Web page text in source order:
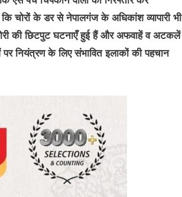
चोरों के डर से नेपालगंज के अधिकांश व्यापारी भी
की छिटपुट घटनाएँ हुई हैं और अफवाहें व अटकलें
नियंत्रण के लिए संभावित इलाकों की पहचान